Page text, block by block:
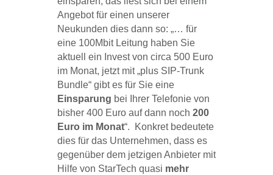
Angebot für einen unserer
Neukunden dies dann so: „… für
eine 100Mbit Leitung haben Sie
aktuell ein Invest von circa 500 Euro
im Monat, jetzt mit „plus SIP-Trunk
Bundle“ gibt es für Sie eine
Einsparung bei Ihrer Telefonie von
bisher 400 Euro auf dann noch 200
Euro im Monat“. Konkret bedeutete
dies für das Unternehmen, dass es
gegenüber dem jetzigen Anbieter mit
Hilfe von StarTech quasi mehr